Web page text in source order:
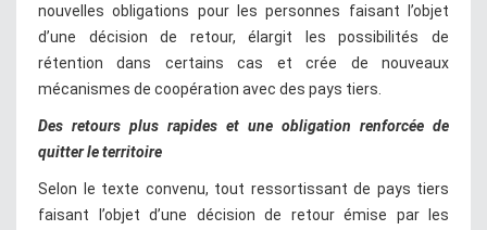
nouvelles obligations pour les personnes faisant l’objet
d’une décision de retour, élargit les possibilités de
rétention dans certains cas et crée de nouveaux
mécanismes de coopération avec des pays tiers.
Des retours plus rapides et une obligation renforcée de
quitter le territoire
Selon le texte convenu, tout ressortissant de pays tiers
faisant l’objet d’une décision de retour émise par les